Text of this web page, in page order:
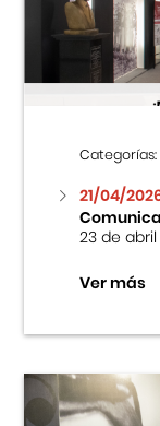
Centro
Museo de
Fondo
Teatro
Categorías:
21/04/
23 de
Ver más